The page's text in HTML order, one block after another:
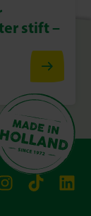
stift –